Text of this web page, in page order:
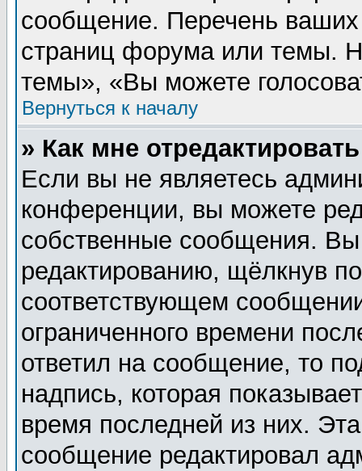
сообщение. Перечень ваших
страниц форума или темы.
темы», «Вы можете
Вернуться к началу
» Как мне
Если вы не являетесь
конференции, вы можете
собственные сообщения.
редактированию, щёлкнув
соответствующем
ограниченного времени
ответил на сообщение, то
надпись, которая
время последней из них.
сообщение редактировал